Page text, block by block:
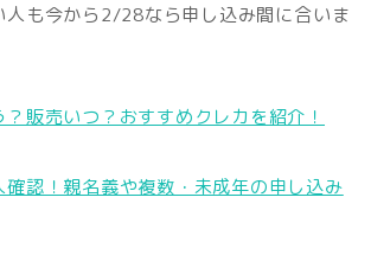
人も今から2/28なら申し込み間に合いま
販売いつ？おすすめクレカを紹介！
認！親名義や複数・未成年の申し込み